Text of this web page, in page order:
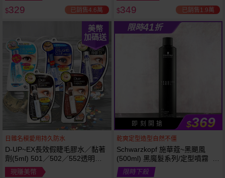
$329 已銷售4.6萬 $349 已銷售1.9萬
美幣
加碼送
日雜名模愛用持久防水
D-UP~EX長效假睫毛膠水／黏著
劑(5ml) 501／502／552透明／
553黑色／554咖啡色 款式可選
現賺美幣
限時41折
即 刻 開 搶 $369
乾爽定型造型自然不僵
Schwarzkopf 施華蔻~黑颶風
(500ml) 黑魔髮系列/定型噴霧 施
華寇
限時下殺